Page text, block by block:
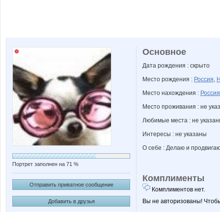
Портрет заполнен на 71 %
Отправить приватное сообщение
Добавить в друзья
Основное
Дата рождения : скрыто
Место рождения : Россия,
Место нахождения : Россия
Место проживания : не
Любимые места : не
Интересы : не указаны
О себе : Делаю и
Комплименты
Комплиментов нет.
Вы не авторизованы!